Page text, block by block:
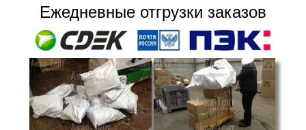
Ежедневные отгрузки заказов